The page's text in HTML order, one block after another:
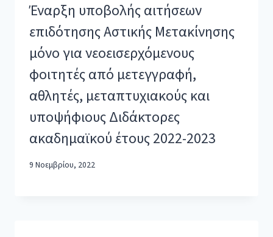
Έναρξη υποβολής αιτήσεων
επιδότησης Αστικής Μετακίνησης
μόνο για νεοεισερχόμενους
φοιτητές από μετεγγραφή,
αθλητές, μεταπτυχιακούς και
υποψήφιους Διδάκτορες
ακαδημαϊκού έτους 2022-2023
9 Νοεμβρίου, 2022